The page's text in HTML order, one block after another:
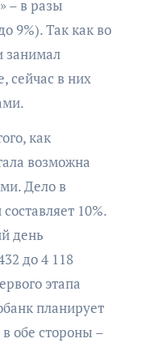
– в разы
9%). Так как во
занимал
сейчас в них
как
возможна
Дело в
10%.
день
до 4 118
этапа
планирует
обе стороны –